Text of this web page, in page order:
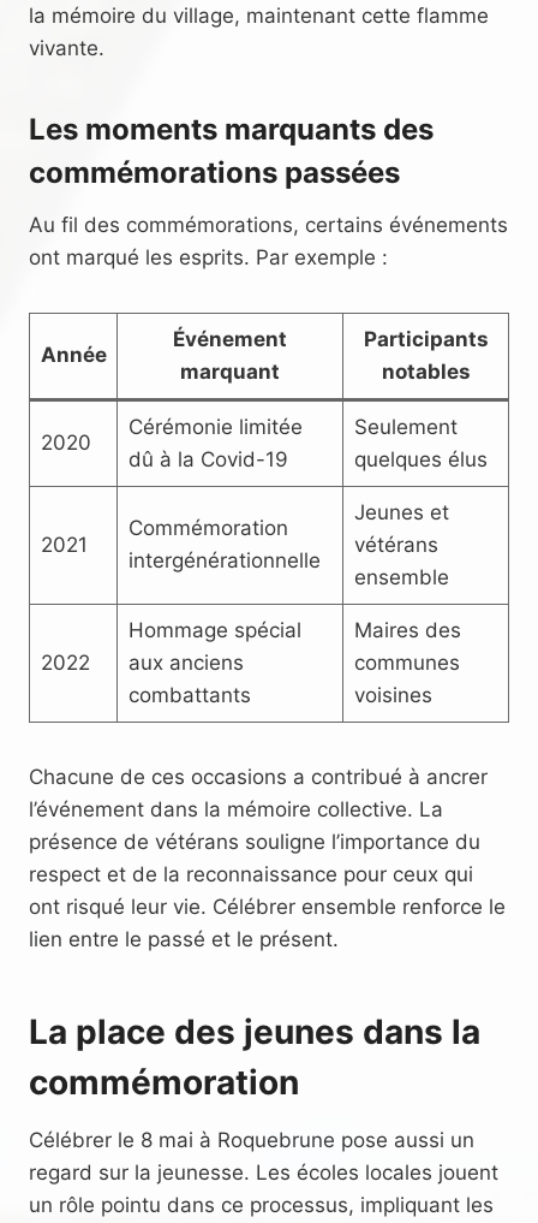
la mémoire du village, maintenant cette flamme
vivante.
Les moments marquants des
commémorations passées
Au fil des commémorations, certains événements
ont marqué les esprits. Par exemple :
Année
Événement
marquant
Participants
notables
2020
Cérémonie limitée
dû à la Covid-19
Seulement
quelques élus
2021
Commémoration
intergénérationnelle
Jeunes et
vétérans
ensemble
2022
Hommage spécial
aux anciens
combattants
Maires des
communes
voisines
Chacune de ces occasions a contribué à ancrer
l’événement dans la mémoire collective. La
présence de vétérans souligne l’importance du
respect et de la reconnaissance pour ceux qui
ont risqué leur vie. Célébrer ensemble renforce le
lien entre le passé et le présent.
La place des jeunes dans la
commémoration
Célébrer le 8 mai à Roquebrune pose aussi un
regard sur la jeunesse. Les écoles locales jouent
un rôle pointu dans ce processus, impliquant les